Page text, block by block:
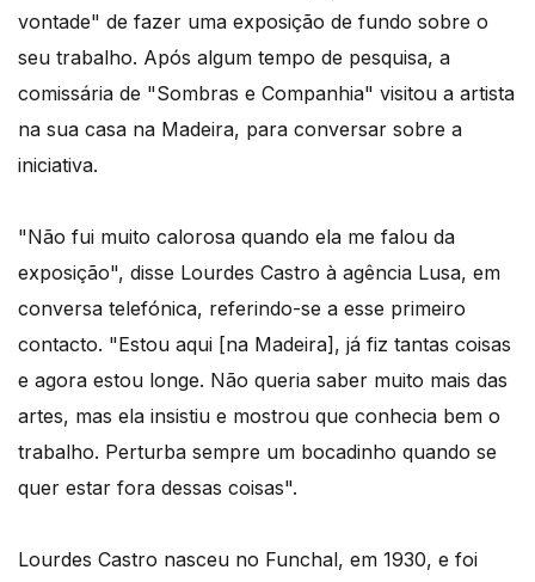
vontade" de fazer uma exposição de fundo sobre o
seu trabalho. Após algum tempo de pesquisa, a
comissária de "Sombras e Companhia" visitou a artista
na sua casa na Madeira, para conversar sobre a
iniciativa.
"Não fui muito calorosa quando ela me falou da
exposição", disse Lourdes Castro à agência Lusa, em
conversa telefónica, referindo-se a esse primeiro
contacto. "Estou aqui [na Madeira], já fiz tantas coisas
e agora estou longe. Não queria saber muito mais das
artes, mas ela insistiu e mostrou que conhecia bem o
trabalho. Perturba sempre um bocadinho quando se
quer estar fora dessas coisas".
Lourdes Castro nasceu no Funchal, em 1930, e foi